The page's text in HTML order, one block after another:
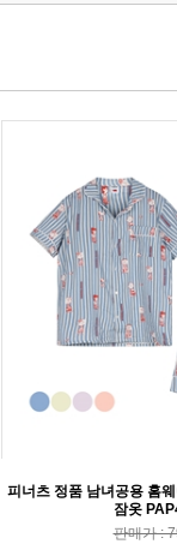
피너츠 정품 남녀공용 홈
잠옷
판매가 :